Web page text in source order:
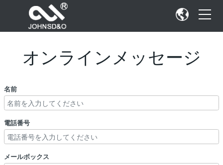
オンラインメッセージ
名前
電話番号
メールボックス